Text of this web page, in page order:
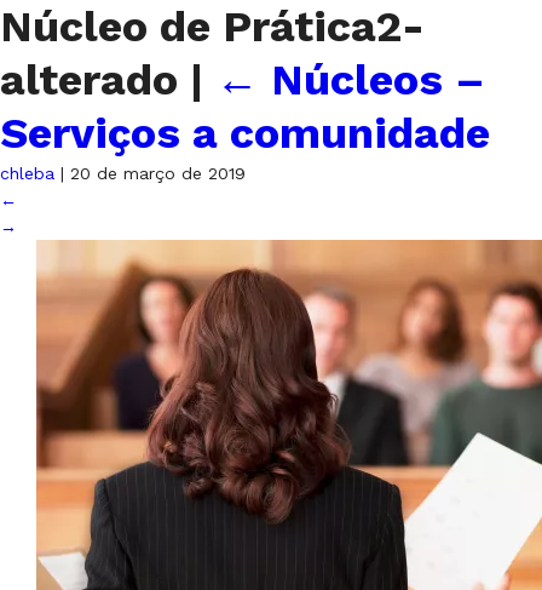
Núcleo de Prática2-
alterado | ← Núcleos –
Serviços a comunidade
chleba | 20 de março de 2019
←
→